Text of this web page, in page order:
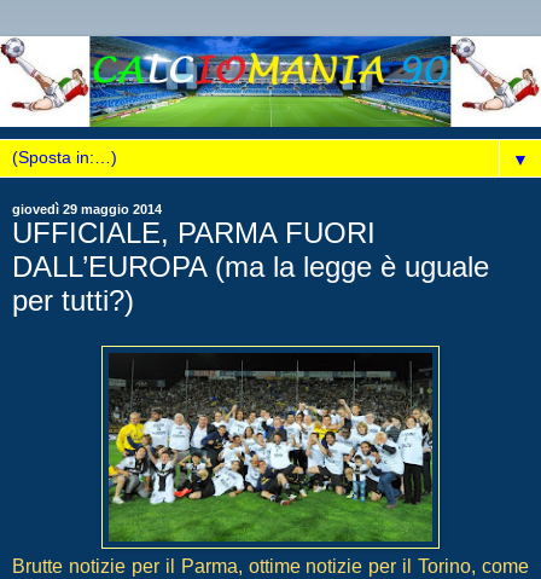
▼
giovedì 29 maggio 2014
UFFICIALE, PARMA FUORI
DALL’EUROPA (ma la legge è uguale
per tutti?)
Brutte notizie per il Parma, ottime notizie per il Torino, come